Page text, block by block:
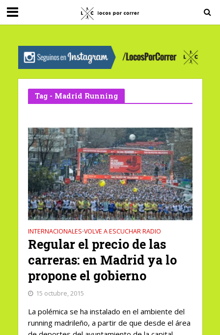
G-0X2PD3RFLV
Tag - Madrid Running
INTERNACIONALES•VOLVE A ESCUCHAR RADIO
Regular el precio de las
carreras: en Madrid ya lo
propone el gobierno
15 octubre, 2015
La polémica se ha instalado en el ambiente del
running madrileño, a partir de que desde el área